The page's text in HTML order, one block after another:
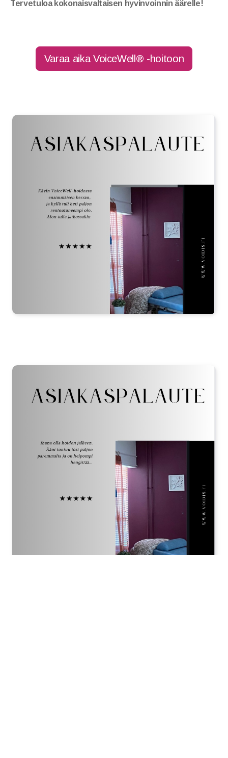
Tervetuloa kokonaisvaltaisen hyvinvoinnin äärelle!
Varaa aika VoiceWell® -hoitoon